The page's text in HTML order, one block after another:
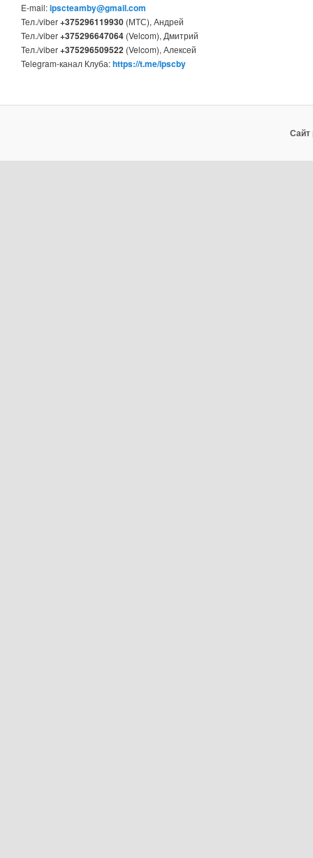
E-mail:ipscteamby@gmail.com
Тел./viber+375296119930 (МТС), Андрей
Тел./viber+375296647064 (Velcom), Дмитрий
Тел./viber+375296509522 (Velcom), Алексей
Telegram-канал Клуба:https://t.me/ipscby
Сайт